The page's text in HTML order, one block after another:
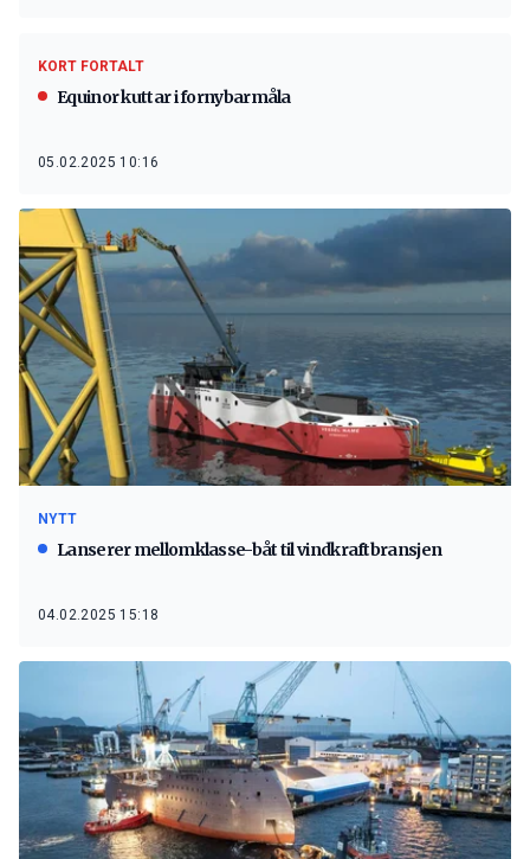
KORT FORTALT
Equinor kuttar i fornybarmåla
05.02.2025 10:16
NYTT
Lanserer mellomklasse-båt til vindkraftbransjen
04.02.2025 15:18